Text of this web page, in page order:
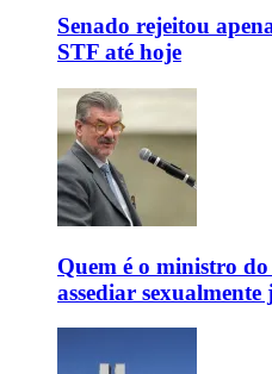
Senado rejeitou
STF até hoje
Quem é o ministro
assediar sexualmente